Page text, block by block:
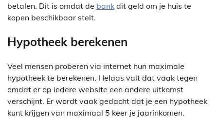
betalen. Dit is omdat de bank dit geld om je huis te
kopen beschikbaar stelt.
Hypotheek berekenen
Veel mensen proberen via internet hun maximale
hypotheek te berekenen. Helaas valt dat vaak tegen
omdat er op iedere website een andere uitkomst
verschijnt. Er wordt vaak gedacht dat je een hypotheek
kunt krijgen van maximaal 5 keer je jaarinkomen.